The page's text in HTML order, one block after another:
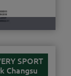
SPORT
Changsu